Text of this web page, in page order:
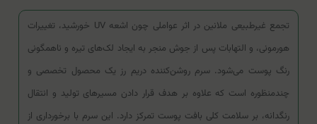
تجمع غیرطبیعی ملانین در اثر عواملی چون اشعه UV خورشید، تغییرات
هورمونی، و التهابات پس از جوش منجر به ایجاد لک‌های تیره و ناهمگونی
رنگ پوست می‌شود. سرم روشن‌کننده دریم رز یک محصول تخصصی و
چندمنظوره است که علاوه بر هدف قرار دادن مسیرهای تولید و انتقال
رنگدانه، بر سلامت کلی بافت پوست تمرکز دارد. این سرم با برخورداری از